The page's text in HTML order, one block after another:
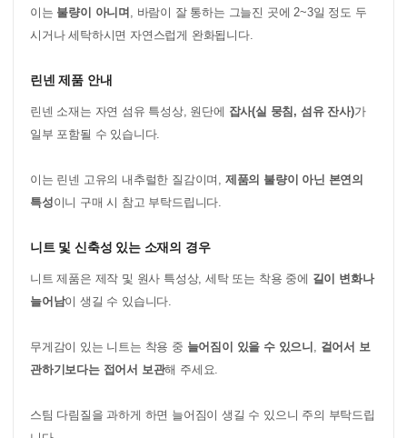
이는 불량이 아니며 , 바람이 잘 통하는 그늘진 곳에 2~3일 정도 두
시거나 세탁하시면 자연스럽게 완화됩니다.
린넨 제품 안내
린넨 소재는 자연 섬유 특성상, 원단에 잡사(실 뭉침, 섬유 잔사)가
일부 포함될 수 있습니다.
이는 린넨 고유의 내추럴한 질감이며, 제품의 불량이 아닌 본연의
특성이니 구매 시 참고 부탁드립니다.
니트 및 신축성 있는 소재의 경우
니트 제품은 제작 및 원사 특성상, 세탁 또는 착용 중에 길이 변화나
늘어남이 생길 수 있습니다.
무게감이 있는 니트는 착용 중 늘어짐이 있을 수 있으니
걸어서 보
관하기보다는 접어서 보관해 주세요.
스팀 다림질을 과하게 하면 늘어짐이 생길 수 있으니 주의 부탁드립